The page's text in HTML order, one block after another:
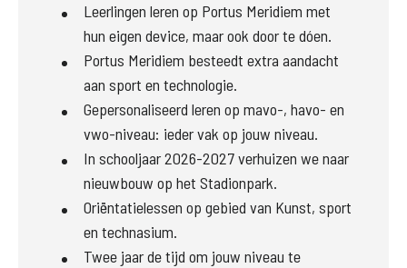
Leerlingen leren op Portus Meridiem met
hun eigen device, maar ook door te dóen.
Portus Meridiem besteedt extra aandacht
aan sport en technologie.
Gepersonaliseerd leren op mavo-, havo- en
vwo-niveau: ieder vak op jouw niveau.
In schooljaar 2026-2027 verhuizen we naar
nieuwbouw op het Stadionpark.
Oriëntatielessen op gebied van Kunst, sport
en technasium.
Twee jaar de tijd om jouw niveau te